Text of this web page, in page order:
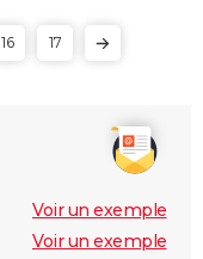
16 17
Voir un exemple
Voir un exemple